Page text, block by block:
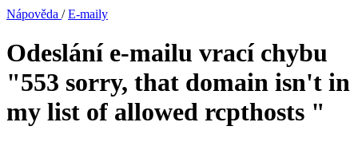
Nápověda / E-maily
Odeslání e-mailu vrací chybu
"553 sorry, that domain isn't in
my list of allowed rcpthosts "